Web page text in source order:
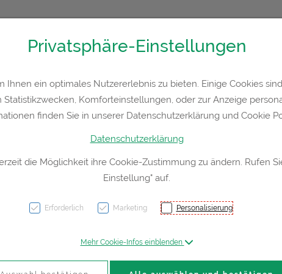
Hautpflege Familie Nahrungsergänzung
Privatsphäre-Einstellungen
Ihnen ein optimales Nutzererlebnis zu bieten. Einige Cookies
Komforteinstellungen, oder zur Anzeige
finden Sie in unserer Datenschutzerklärung und Cookie
Datenschutzerklärung
die Möglichkeit ihre Cookie-Zustimmung zu ändern. Rufen
Einstellung" auf.
Erforderlich Marketing Personalisierung
Mehr Cookie-Infos einblenden